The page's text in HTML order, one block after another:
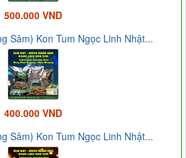
500.000 VND
Sâm) Kon Tum Ngọc Linh Nhật...
400.000 VND
Sâm) Kon Tum Ngọc Linh Nhật...